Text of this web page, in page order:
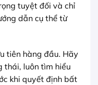
tuyệt đối và chỉ
dẫn cụ thể từ
tiên hàng đầu. Hãy
thái, luôn tìm hiểu
khi quyết định bất